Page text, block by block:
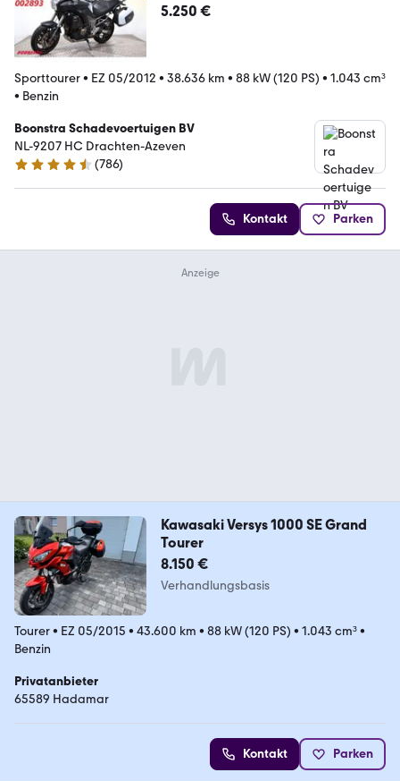
5.250 €
Sporttourer• EZ 05/2012 • 38.636 km • 88 kW (120 PS) • 1.043 cm³
• Benzin
Boonstra Schadevoertuigen BV
NL-9207 HC Drachten-Azeven
4.4 Sterne
(786)
Kontakt Parken
Kawasaki Versys 1000 SE Grand
Tourer
8.150 €
Verhandlungsbasis
Tourer• EZ 05/2015 • 43.600 km • 88 kW (120 PS) • 1.043 cm³•
Benzin
Privatanbieter
65589 Hadamar
Kontakt Parken